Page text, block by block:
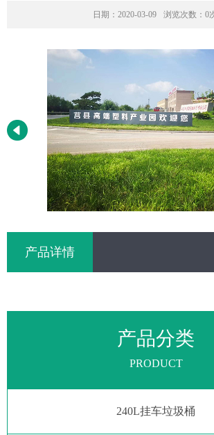
日期：2020-03-09 浏览次数：0
产品详情
产品分类
PRODUCT
240L挂车垃圾桶